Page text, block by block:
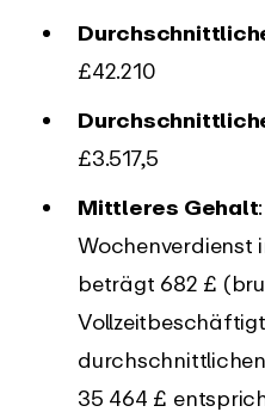
£42.210
£3.517,5
Mittleres Gehalt
Wochenverdienst
beträgt 682 £
35 464 £